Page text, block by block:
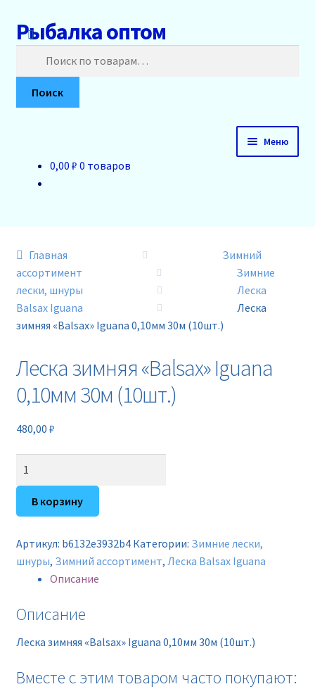
Перейти
к
навигации
Перейти
к
содержимому
Рыбалка оптом
Поиск
Меню
Доставка и оплата
Акции
Новинки
Прайс
Контакты
0,00 ₽ 0 товаров
Главная
Зимний
ассортимент
Зимние
лески, шнуры
Леска
Balsax Iguana
Леска
зимняя «Balsax» Iguana 0,10мм 30м (10шт.)
Леска зимняя «Balsax» Iguana
0,10мм 30м (10шт.)
480,00 ₽
Леска
зимняя
Iguana
0,10мм
В корзину
Артикул: b6132e3932b4 Категории: Зимние лески,
шнуры, Зимний ассортимент, Леска Balsax Iguana
Описание
Описание
Леска зимняя «Balsax» Iguana 0,10мм 30м (10шт.)
Вместе с этим товаром часто покупают: